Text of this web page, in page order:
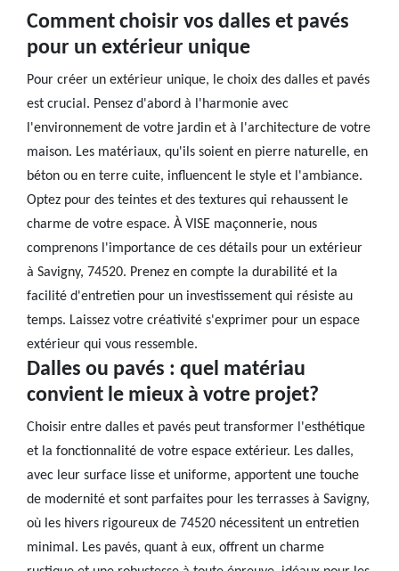
Comment choisir vos dalles et pavés
pour un extérieur unique
Pour créer un extérieur unique, le choix des dalles et pavés
est crucial. Pensez d'abord à l'harmonie avec
l'environnement de votre jardin et à l'architecture de votre
maison. Les matériaux, qu'ils soient en pierre naturelle, en
béton ou en terre cuite, influencent le style et l'ambiance.
Optez pour des teintes et des textures qui rehaussent le
charme de votre espace. À VISE maçonnerie, nous
comprenons l'importance de ces détails pour un extérieur
à Savigny, 74520. Prenez en compte la durabilité et la
facilité d'entretien pour un investissement qui résiste au
temps. Laissez votre créativité s'exprimer pour un espace
extérieur qui vous ressemble.
Dalles ou pavés : quel matériau
convient le mieux à votre projet?
Choisir entre dalles et pavés peut transformer l'esthétique
et la fonctionnalité de votre espace extérieur. Les dalles,
avec leur surface lisse et uniforme, apportent une touche
de modernité et sont parfaites pour les terrasses à Savigny,
où les hivers rigoureux de 74520 nécessitent un entretien
minimal. Les pavés, quant à eux, offrent un charme